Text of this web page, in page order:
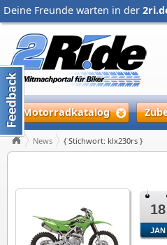
Deine Freunde warten in der
Motorradkatalog
News { Stichwort: klx230rs }
18
JAN